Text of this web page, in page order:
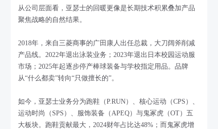
从公司层面看，亚瑟士的回暖更像是长期技术积累叠加产品
聚焦战略的自然结果。
2018年，来自三菱商事的广田康人出任总裁，大刀阔斧削减
产品线。2022年退出泳装业务；2023年退出日本校园运动服
市场；2025年起逐步停产棒球装备与学校指定用品。品牌
从“什么都卖”转向“只做擅长的”。
如今，亚瑟士业务分为跑鞋（P.RUN）、核心运动（CPS）、
运动时尚（SPS）、服饰装备（APEQ）与鬼冢虎（OT）五
大板块。跑鞋贡献最大，2024财年占比达48%；而鬼冢虎增